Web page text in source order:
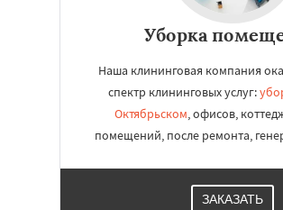
Уборка
Наша клининговая компания
спектр клининговых услуг:
Октябрьском, офисов,
помещений, после ремонта,
ЗАКАЗАТЬ